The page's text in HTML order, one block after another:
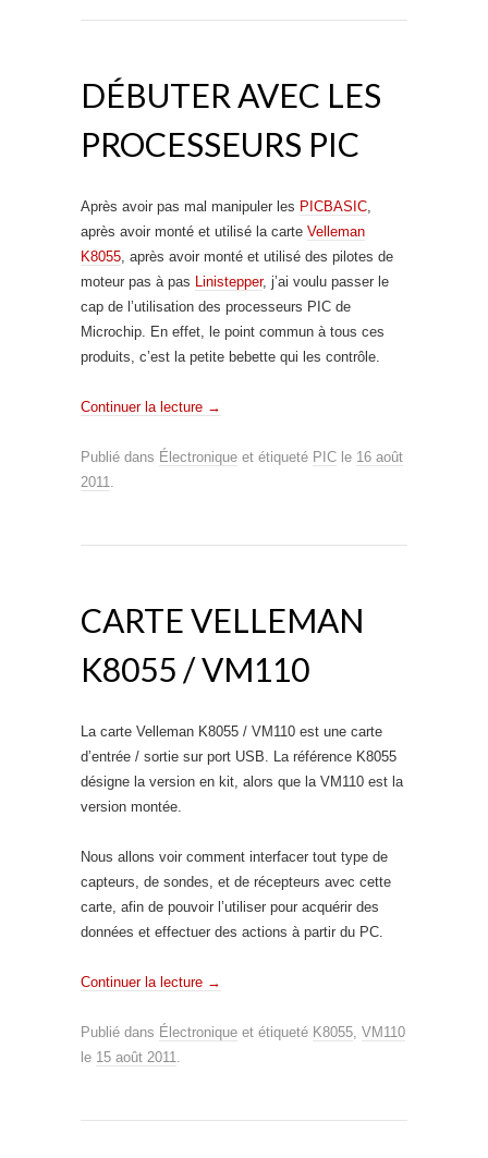
DÉBUTER AVEC LES
PROCESSEURS PIC
Après avoir pas mal manipuler les PICBASIC,
après avoir monté et utilisé la carte Velleman
K8055, après avoir monté et utilisé des pilotes de
moteur pas à pas Linistepper, j’ai voulu passer le
cap de l’utilisation des processeurs PIC de
Microchip. En effet, le point commun à tous ces
produits, c’est la petite bebette qui les contrôle.
Continuer la lecture →
Publié dans Électronique et étiqueté PIC le 16 août
2011.
CARTE VELLEMAN
K8055 / VM110
La carte Velleman K8055 / VM110 est une carte
d’entrée / sortie sur port USB. La référence K8055
désigne la version en kit, alors que la VM110 est la
version montée.
Nous allons voir comment interfacer tout type de
capteurs, de sondes, et de récepteurs avec cette
carte, afin de pouvoir l’utiliser pour acquérir des
données et effectuer des actions à partir du PC.
Continuer la lecture →
Publié dans Électronique et étiqueté K8055, VM110
le 15 août 2011.